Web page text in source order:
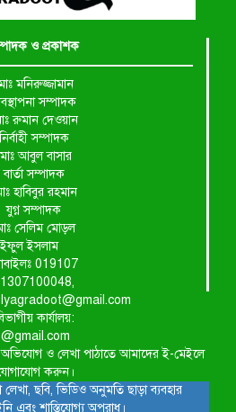
ও প্রকাশক
মনিরুজ্জামান
সম্পাদক
রুমান দেওয়ান
সম্পাদক
আবুল বাসার
বার্তা সম্পাদক
হাবিবুর রহমান
যুগ্ন সম্পাদক
সেলিম মোড়ল
ইসলাম
019107
কার্যালয়:
@gmail.com
অভিযোগ ও লেখা পাঠাতে আমাদের ই-মেইলে
করুন।
ছবি, ভিডিও অনুমতি ছাড়া ব্যবহার
এবং শাস্তিযোগ্য অপরাধ।